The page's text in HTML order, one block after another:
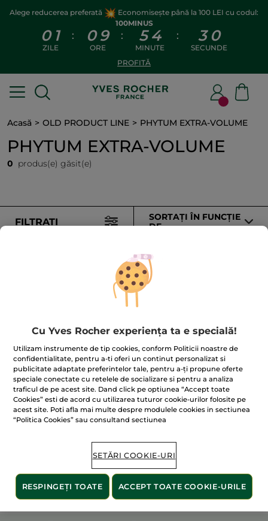
Alege reducerea preferată
Economisește până la 100 LEI cu codul:
100MINUS
0 1
ZILE
: 0 9
ORE
: 5 4
MINUTE
: 3 0
SECUNDE
PROFITĂ
Acasă OLD PRODUCT LINE PHYTUM EXTRA-VOLUME
PHYTUM EXTRA-VOLUME
0 produs(e) găsit(e)
FILTRAȚI
SORTAȚI ÎN FUNCȚIE
DE
100% extracte din
plante
60 de hectarede
terenuri pe care se practică
agricultura ecologică
Afișați mai multe
OLD PRODUCT LINE LES DEODORANTS NAT.
Cu Yves Rocher experiența ta e specială!
Utilizam instrumente de tip cookies, conform Politicii noastre de
confidentialitate, pentru a-ti oferi un continut personalizat si
publicitate adaptate preferintelor tale, pentru a-ți propune oferte
speciale conectate cu retelele de socializare si pentru a analiza
traficul de pe acest site. Dand click pe optiunea “Accept toate
Cookies” esti de acord cu utilizarea tuturor cookie-urilor folosite pe
acest site. Poti afla mai multe despre modulele cookies in sectiunea
“Politica Cookies” sau consultand sectiunea
SETĂRI COOKIE-URI
RESPINGEȚI TOATE ACCEPT TOATE COOKIE-URILE